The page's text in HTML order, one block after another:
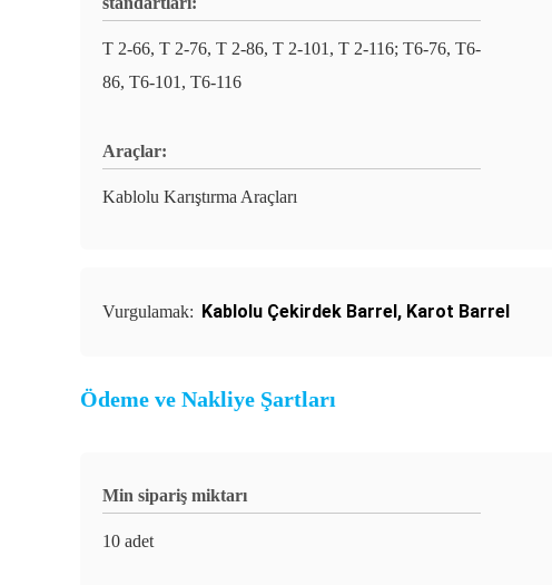
T 2-66, T 2-76, T 2-86, T 2-101, T 2-116; T6-76, T6-
86, T6-101, T6-116
Araçlar:
Kablolu Karıştırma Araçları
Vurgulamak: Kablolu Çekirdek Barrel, Karot Barrel
Ödeme ve Nakliye Şartları
Min sipariş miktarı
10 adet